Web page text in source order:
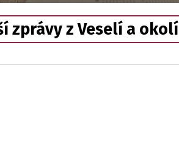
zprávy z Veselí a okolí